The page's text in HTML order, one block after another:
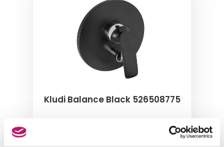
Kludi Balance Black 526508775
Podtynkowa bateria wannowo-natryskowa,
element zewnętrzny, chrom/czarny